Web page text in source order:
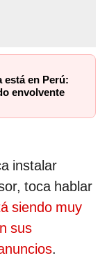
está en Perú:
envolvente
instalar
toca hablar
siendo muy
sus
.